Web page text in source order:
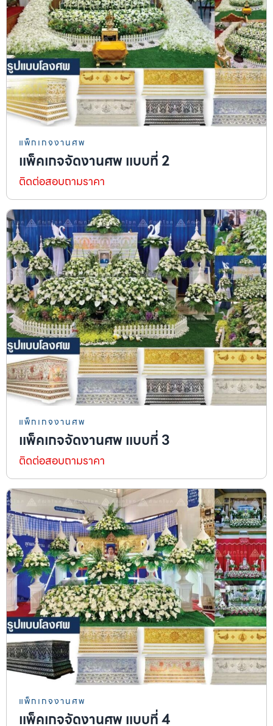
แพ็กเกจงานศพ
แพ็คเกจจัดงานศพ แบบที่ 2
ติดต่อสอบถามราคา
แพ็กเกจงานศพ
แพ็คเกจจัดงานศพ แบบที่ 3
ติดต่อสอบถามราคา
แพ็กเกจงานศพ
แพ็คเกจจัดงานศพ แบบที่ 4